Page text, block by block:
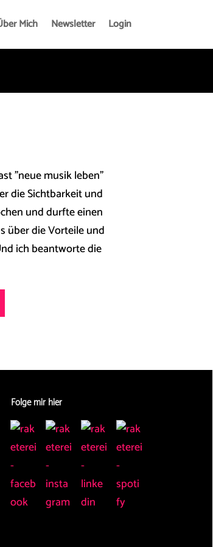
Mich Newsletter Login
"neue musik leben"
die Sichtbarkeit und
und durfte einen
über die Vorteile und
ich beantworte die
Folge mir hier